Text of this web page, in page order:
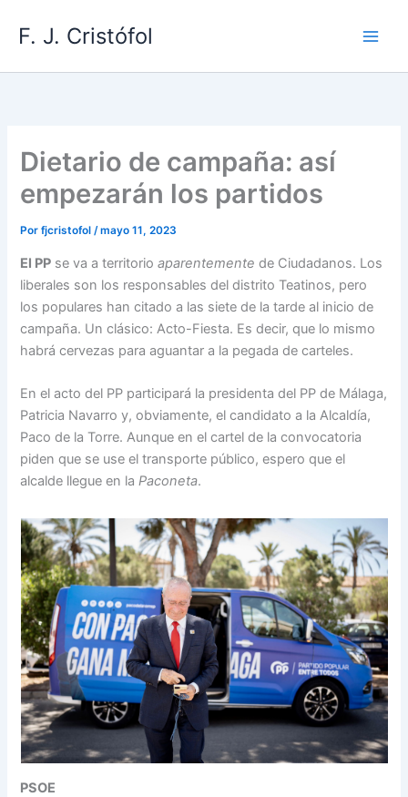
F. J. Cristófol
Dietario de campaña: así
empezarán los partidos
Porfjcristofol/mayo 11, 2023
El PP se va a territorioaparentemente de Ciudadanos. Los
liberales son los responsables del distrito Teatinos, pero
los populares han citado a las siete de la tarde al inicio de
campaña. Un clásico: Acto-Fiesta. Es decir, que lo mismo
habrá cervezas para aguantar a la pegada de carteles.
En el acto del PP participará la presidenta del PP de Málaga,
Patricia Navarro y, obviamente, el candidato a la Alcaldía,
Paco de la Torre. Aunque en el cartel de la convocatoria
piden que se use el transporte público, espero que el
alcalde llegue en laPaconeta.
PSOE